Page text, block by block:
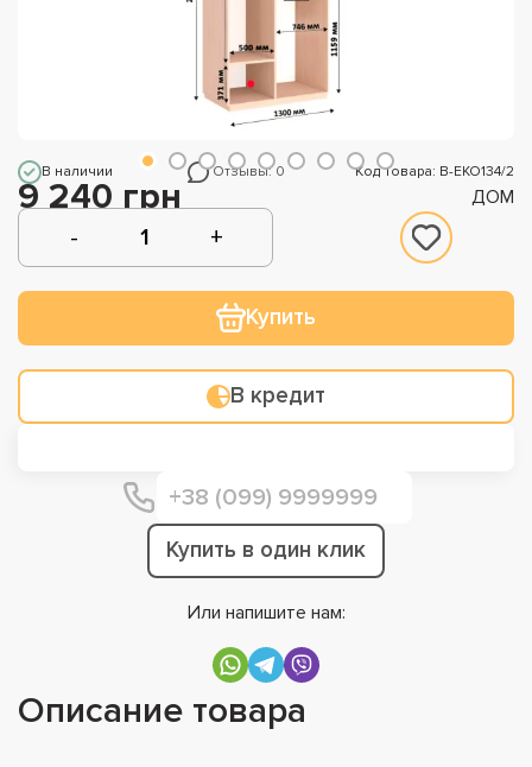
В наличии Отзывы: 0 Код Товара: В-ЕКО134/2
9 240 грн ДОМ
Купить
В кредит
Купить в один клик
Или напишите нам:
Описание товара